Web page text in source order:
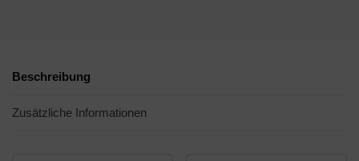
Beschreibung
Zusätzliche Informationen